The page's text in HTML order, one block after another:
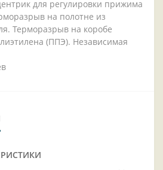
для регулировки прижима
на полотне из
Терморазрыв на коробе
(ППЭ). Независимая